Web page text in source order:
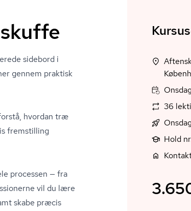
sidebord i
gennem praktisk
hvordan træ
fremstilling
processen — fra
vil du lære
skabe præcis
36
Hold